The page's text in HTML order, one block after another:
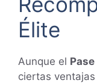
Élite
Aunque el
ciertas